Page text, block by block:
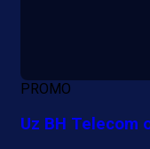
PROMO
Uz BH Telecom